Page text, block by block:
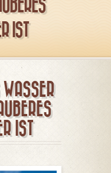
IST
IST